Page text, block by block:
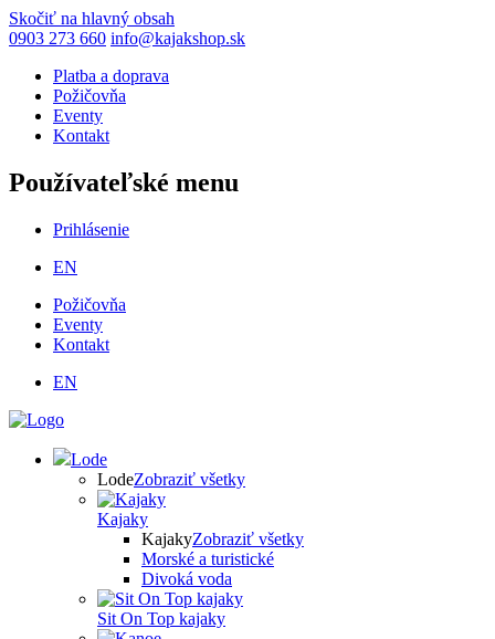
Skočiť na hlavný obsah
0903 273 660 info@kajakshop.sk
Platba a doprava
Požičovňa
Eventy
Kontakt
Používateľské menu
Prihlásenie
EN
Požičovňa
Eventy
Kontakt
EN
Lode
LodeZobraziť všetky
Kajaky
KajakyZobraziť všetky
Morské a turistické
Divoká voda
Sit On Top kajaky